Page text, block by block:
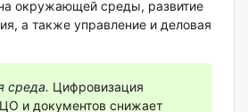
окружающей среды, развитие
а также управление и деловая
среда. Цифровизация
и документов снижает